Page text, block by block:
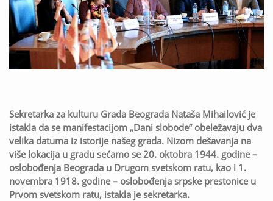
Sekretarka za kulturu Grada Beograda Nataša Mihailović je
istakla da se manifestacijom „Dani slobode” obeležavaju dva
velika datuma iz istorije našeg grada. Nizom dešavanja na
više lokacija u gradu sećamo se 20. oktobra 1944. godine –
oslobođenja Beograda u Drugom svetskom ratu, kao i 1.
novembra 1918. godine – oslobođenja srpske prestonice u
Prvom svetskom ratu, istakla je sekretarka.